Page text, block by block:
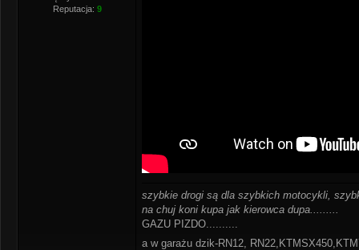
Reputacja: 9
szybkie drogi są dla szybkich motocykli,
na chuj koni kupa jak kierowca dupa.........
GAZU PIZDO..........
a w garażu dzik-RN12,